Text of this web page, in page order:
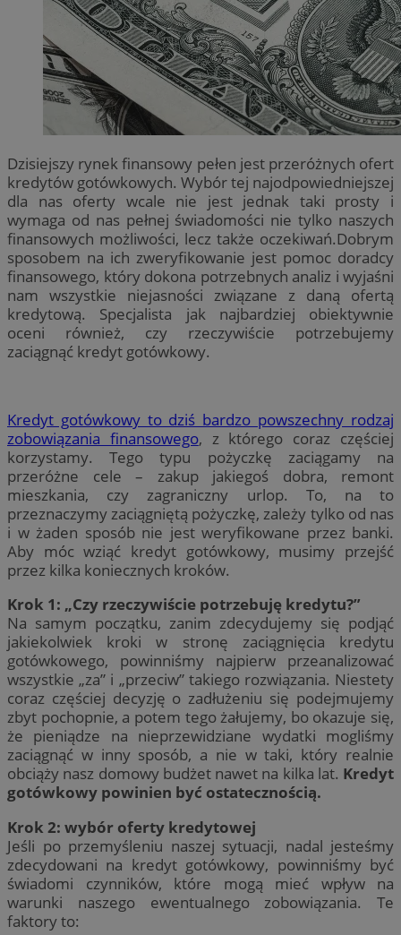
Dzisiejszy rynek finansowy pełen jest przeróżnych ofert
kredytów gotówkowych. Wybór tej najodpowiedniejszej
dla nas oferty wcale nie jest jednak taki prosty i
wymaga od nas pełnej świadomości nie tylko naszych
finansowych możliwości, lecz także oczekiwań.Dobrym
sposobem na ich zweryfikowanie jest pomoc doradcy
finansowego, który dokona potrzebnych analiz i wyjaśni
nam wszystkie niejasności związane z daną ofertą
kredytową. Specjalista jak najbardziej obiektywnie
oceni również, czy rzeczywiście potrzebujemy
zaciągnąć kredyt gotówkowy.
Kredyt gotówkowy to dziś bardzo powszechny rodzaj
zobowiązania finansowego, z którego coraz częściej
korzystamy. Tego typu pożyczkę zaciągamy na
przeróżne cele – zakup jakiegoś dobra, remont
mieszkania, czy zagraniczny urlop. To, na to
przeznaczymy zaciągniętą pożyczkę, zależy tylko od nas
i w żaden sposób nie jest weryfikowane przez banki.
Aby móc wziąć kredyt gotówkowy, musimy przejść
przez kilka koniecznych kroków.
Krok 1: „Czy rzeczywiście potrzebuję kredytu?”
Na samym początku, zanim zdecydujemy się podjąć
jakiekolwiek kroki w stronę zaciągnięcia kredytu
gotówkowego, powinniśmy najpierw przeanalizować
wszystkie „za” i „przeciw” takiego rozwiązania. Niestety
coraz częściej decyzję o zadłużeniu się podejmujemy
zbyt pochopnie, a potem tego żałujemy, bo okazuje się,
że pieniądze na nieprzewidziane wydatki mogliśmy
zaciągnąć w inny sposób, a nie w taki, który realnie
obciąży nasz domowy budżet nawet na kilka lat. Kredyt
gotówkowy powinien być ostatecznością.
Krok 2: wybór oferty kredytowej
Jeśli po przemyśleniu naszej sytuacji, nadal jesteśmy
zdecydowani na kredyt gotówkowy, powinniśmy być
świadomi czynników, które mogą mieć wpływ na
warunki naszego ewentualnego zobowiązania. Te
faktory to: